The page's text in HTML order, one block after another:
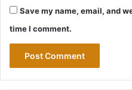
Save my name, email, and
time I comment.